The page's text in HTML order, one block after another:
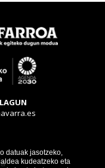
datuak jasotzeko,
kudeatzeko eta